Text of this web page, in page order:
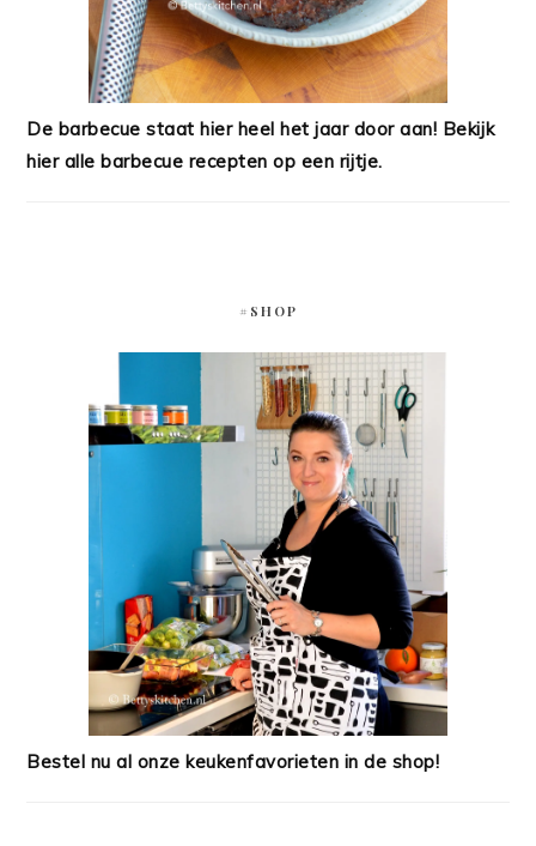
De barbecue staat hier heel het jaar door aan! Bekijk
hier alle barbecue recepten op een rijtje.
#SHOP
Bestel nu al onze keukenfavorieten in de shop!